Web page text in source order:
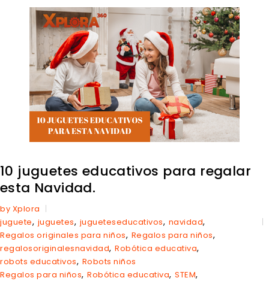
10 juguetes educativos para regalar
esta Navidad.
by Xplora
juguete, juguetes, jugueteseducativos, navidad,
Regalos originales para niños, Regalos para niños,
regalosoriginalesnavidad, Robótica educativa,
robots educativos, Robots niños
Regalos para niños, Robótica educativa, STEM,